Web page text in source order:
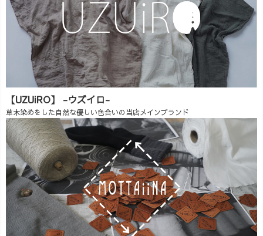
【UZUiRO】 -ウズイロ-
草木染めをした自然な優しい色合いの当店メインブランド